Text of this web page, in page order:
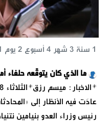
ما الذي كان يتوقّعه حلفاء
1 سنة 3 شهر 4 أسبوع 2 يوم 1 س 29 د 13 ث
عادَت فيه الأنظار إلى
رئيس وزراء العدو بنيامين